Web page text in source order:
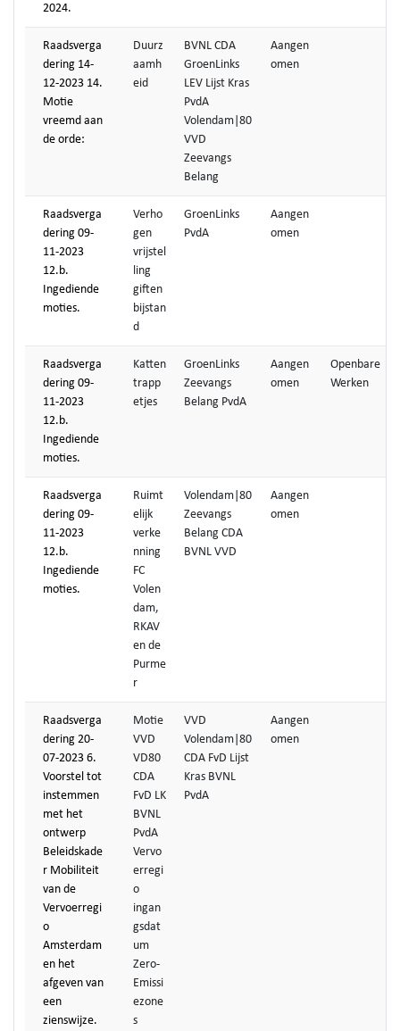
2024.
Raadsverga
dering 14-
12-2023 14.
Motie
vreemd aan
de orde:
Duurz
aamh
eid
BVNL CDA
GroenLinks
LEV Lijst Kras
PvdA
Volendam|80
VVD
Zeevangs
Belang
Aangen
omen
Raadsverga
dering 09-
11-2023
12.b.
Ingediende
moties.
Verho
gen
vrijstel
ling
giften
bijstan
d
GroenLinks
PvdA
Aangen
omen
Raadsverga
dering 09-
11-2023
12.b.
Ingediende
moties.
Katten
trapp
etjes
GroenLinks
Zeevangs
Belang PvdA
Aangen
omen
Openbare
Werken
Raadsverga
dering 09-
11-2023
12.b.
Ingediende
moties.
Ruimt
elijk
verke
nning
FC
Volen
dam,
RKAV
en de
Purme
r
Volendam|80
Zeevangs
Belang CDA
BVNL VVD
Aangen
omen
Raadsverga
dering 20-
07-2023 6.
Voorstel tot
instemmen
met het
ontwerp
Beleidskade
r Mobiliteit
van de
Vervoerregi
o
Amsterdam
en het
afgeven van
een
zienswijze.
Motie
VVD
VD80
CDA
FvD LK
BVNL
PvdA
Vervo
erregi
o
ingan
gsdat
um
Zero-
Emissi
ezone
s
VVD
Volendam|80
CDA FvD Lijst
Kras BVNL
PvdA
Aangen
omen